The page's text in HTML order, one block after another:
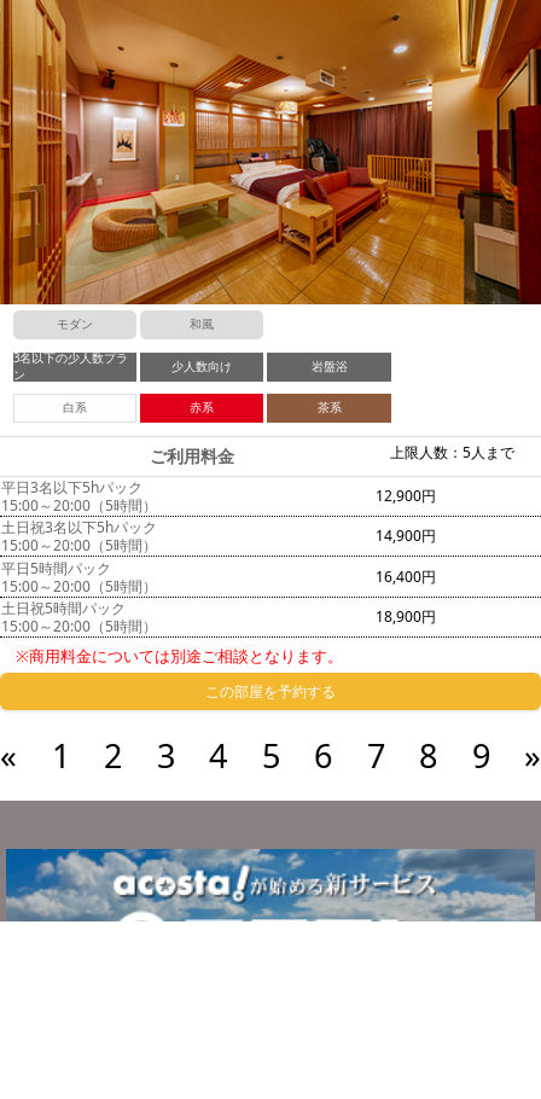
モダン 和風
3名以下の少人数プラ
ン
少人数向け 岩盤浴
白系 赤系 茶系
上限人数：5人まで
ご利用料金
平日3名以下5hパック
15:00～20:00（5時間）
12,900円
土日祝3名以下5hパック
15:00～20:00（5時間）
14,900円
平日5時間パック
15:00～20:00（5時間）
16,400円
土日祝5時間パック
15:00～20:00（5時間）
18,900円
※商用料金については別途ご相談となります。
この部屋を予約する
« 1 2 3 4 5 6 7 8 9 »